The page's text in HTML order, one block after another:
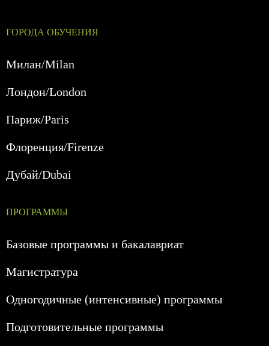
ГОРОДА ОБУЧЕНИЯ
Милан/Milan
Лондон/London
Париж/Paris
Флоренция/Firenze
Дубай/Dubai
ПРОГРАММЫ
Базовые программы и бакалавриат
Магистратура
Одногодичные (интенсивные) программы
Подготовительные программы